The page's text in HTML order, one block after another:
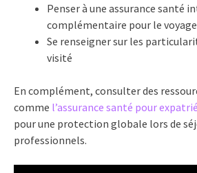
Penser à une assurance santé
complémentaire pour le voyage
Se renseigner sur les
visité
En complément, consulter des
comme l’assurance santé pour
pour une protection globale lors de
professionnels.